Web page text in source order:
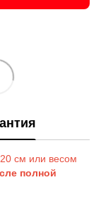
см или весом
полной